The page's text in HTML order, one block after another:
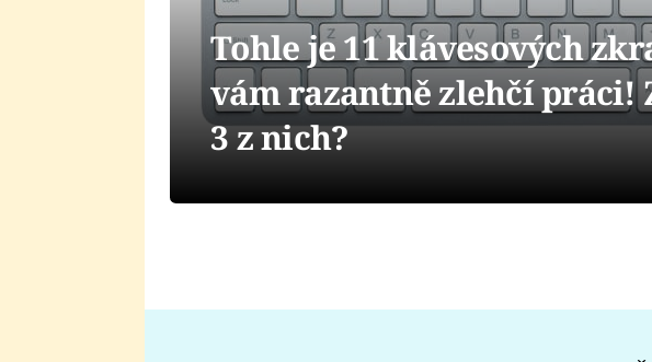
Tohle je 11 klávesových
vám razantně zlehčí práci!
3 z nich?